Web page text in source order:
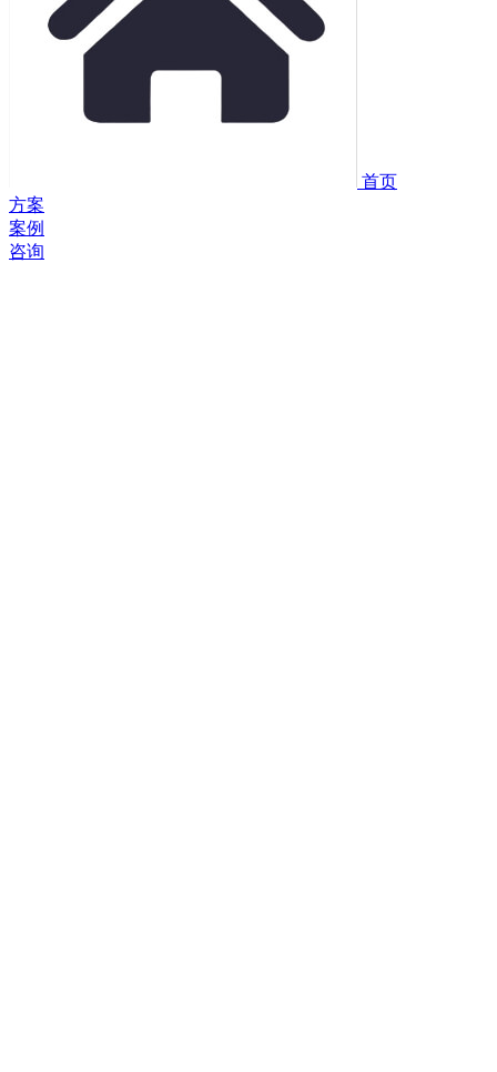
首页
方案
案例
咨询